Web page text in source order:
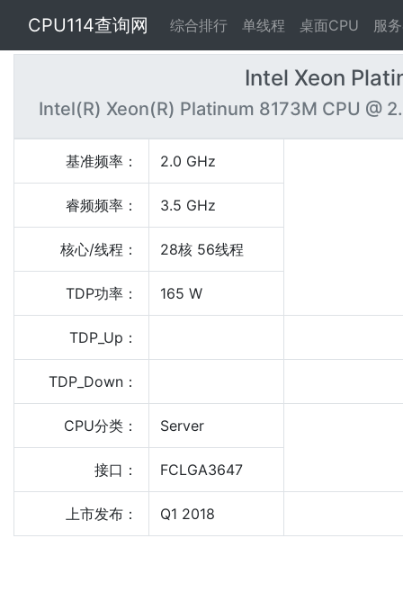
CPU114查询网 综合排行 单线程 桌面CPU 服
Intel Xeon
Intel(R) Xeon(R) Platinum 8173M CPU @
基准频率： 2.0 GHz
睿频频率： 3.5 GHz
核心/线程： 28核 56线程
TDP功率： 165 W
TDP_Up：
TDP_Down：
CPU分类： Server
接口： FCLGA3647
上市发布： Q1 2018